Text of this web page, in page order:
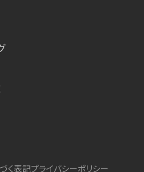
く表記プライバシーポリシー